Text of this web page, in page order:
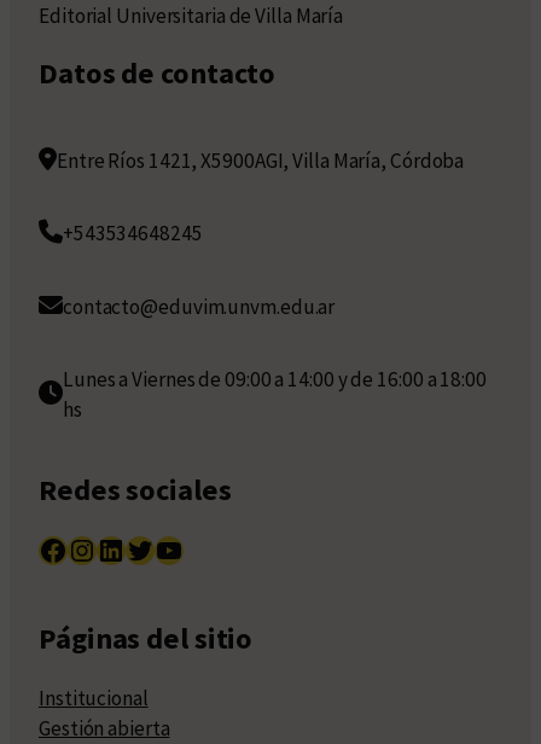
Editorial Universitaria de Villa María
Datos de contacto
Entre Ríos 1421, X5900AGI, Villa María, Córdoba
+543534648245
contacto@eduvim.unvm.edu.ar
Lunes a Viernes de 09:00 a 14:00 y de 16:00 a 18:00
hs
Redes sociales
Facebook InstagramLinkedIn Twitter YouTube
Páginas del sitio
Institucional
Gestión abierta